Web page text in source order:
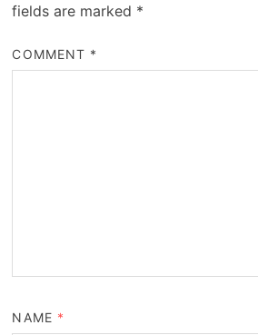
fields are marked *
COMMENT *
NAME *